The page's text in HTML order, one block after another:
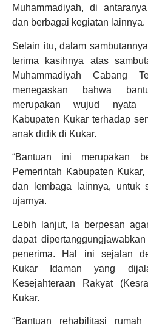
Muhammadiyah, di
dan berbagai kegiatan lainnya.
Selain itu, dalam
terima kasihnya atas
Muhammadiyah Cabang
menegaskan bahwa
merupakan wujud nyata
Kabupaten Kukar terhadap
anak didik di Kukar.
“Bantuan ini merupakan
Pemerintah Kabupaten
dan lembaga lainnya, untuk
ujarnya.
Lebih lanjut, Ia berpesan
dapat
penerima. Hal ini sejalan
Kukar Idaman yang
Kesejahteraan Rakyat
Kukar.
“Bantuan rehabilitasi